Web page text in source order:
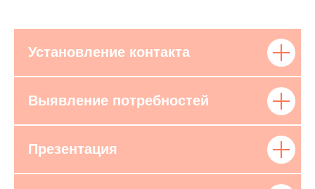
Установление контакта
Выявление потребностей
Презентация